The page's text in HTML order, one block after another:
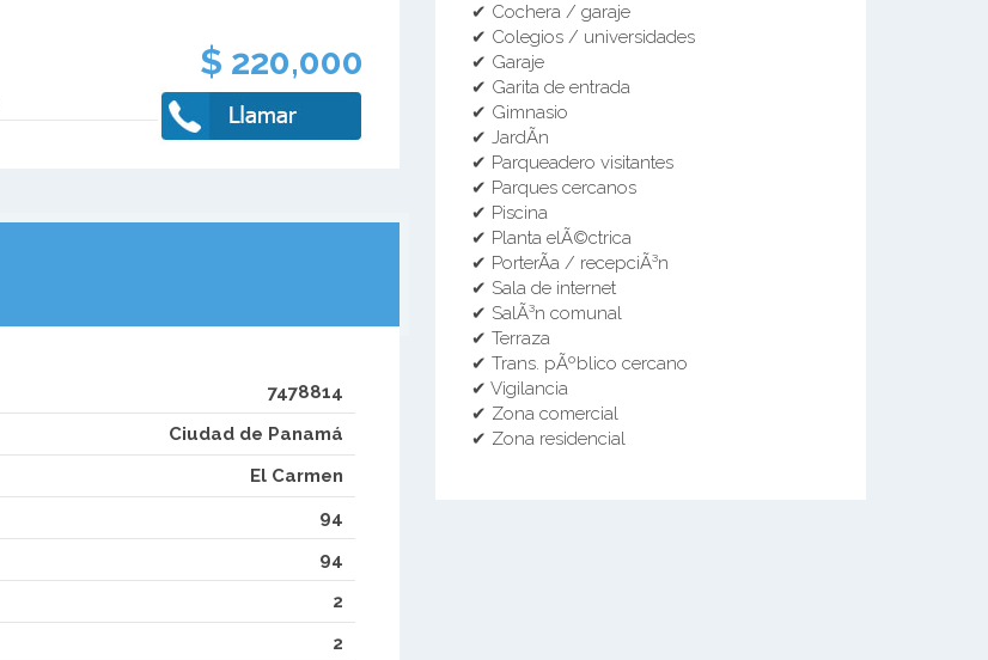
$ 220,000
7478814
Ciudad de Panamá
El Carmen
94
94
2
2
✔ Cochera / garaje
✔ Colegios / universidades
✔ Garaje
✔ Garita de entrada
✔ Gimnasio
✔ JardÃ­n
✔ Parqueadero visitantes
✔ Parques cercanos
✔ Piscina
✔ Planta elÃ©ctrica
✔ PorterÃ­a / recepciÃ³n
✔ Sala de internet
✔ SalÃ³n comunal
✔ Terraza
✔ Trans. pÃºblico cercano
✔ Vigilancia
✔ Zona comercial
✔ Zona residencial